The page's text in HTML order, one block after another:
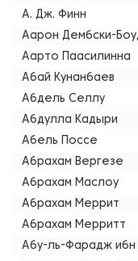
А. Дж. Финн
Аарон Дембски-
Аарто Паасилинна
Абай Кунанбаев
Абдель Селлу
Абдулла Кадыри
Абель Поссе
Абрахам Вергезе
Абрахам Маслоу
Абрахам Меррит
Абрахам Мерритт
Абу-ль-Фарадж ибн